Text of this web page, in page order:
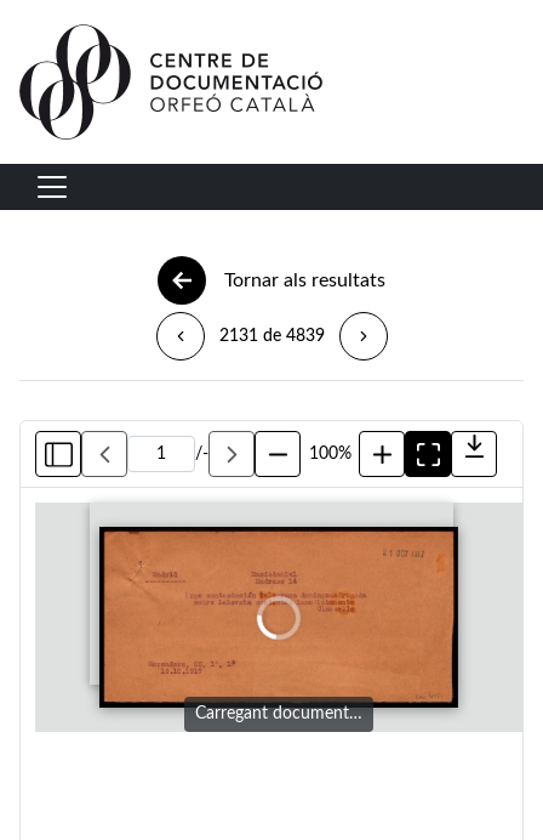
Vés al contingut
Navegació principal
Tornar als resultats
2131 de 4839
/- 100%
Carregant document…